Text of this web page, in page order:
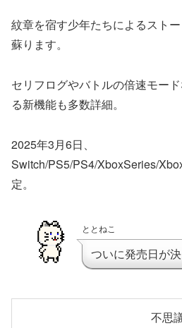
紋章を宿す少年たちによるスト
蘇ります。
セリフログやバトルの倍速モー
る新機能も多数詳細。
2025年3月6日、
Switch/PS5/PS4/XboxSeries/
定。
ととねこ
ついに発売日が
不思